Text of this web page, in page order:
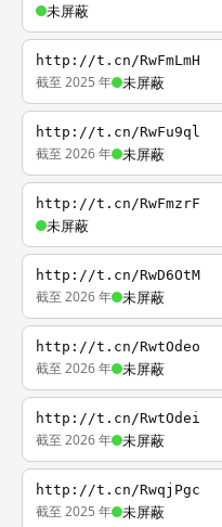
未屏蔽
http://t.cn/RwFmLmH
截至 2025 年 未屏蔽
http://t.cn/RwFu9ql
截至 2026 年 未屏蔽
http://t.cn/RwFmzrF
未屏蔽
http://t.cn/RwD6OtM
截至 2026 年 未屏蔽
http://t.cn/RwtOdeo
截至 2026 年 未屏蔽
http://t.cn/RwtOdei
截至 2026 年 未屏蔽
http://t.cn/RwqjPgc
截至 2025 年 未屏蔽